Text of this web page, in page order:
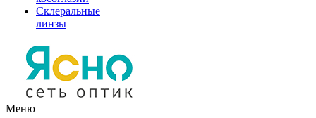
Склеральные
линзы
Меню